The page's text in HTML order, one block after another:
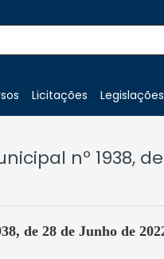
Licitações Legislações
nº 1938,
de 28 de Junho de